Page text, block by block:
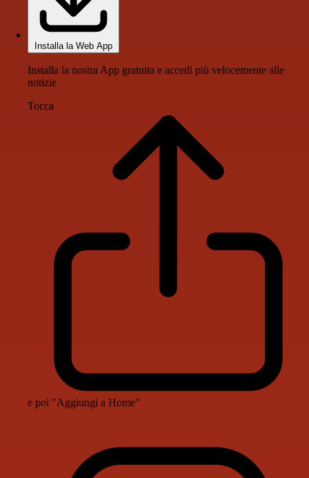
Installa la Web App
Installa la nostra App gratuita e accedi più velocemente alle
notizie
Tocca
e poi "Aggiungi a Home"